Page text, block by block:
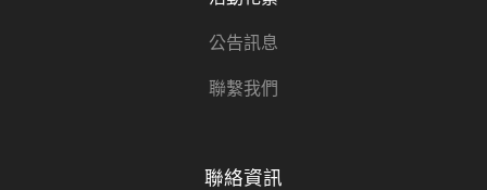
公告訊息
聯繫我們
聯絡資訊